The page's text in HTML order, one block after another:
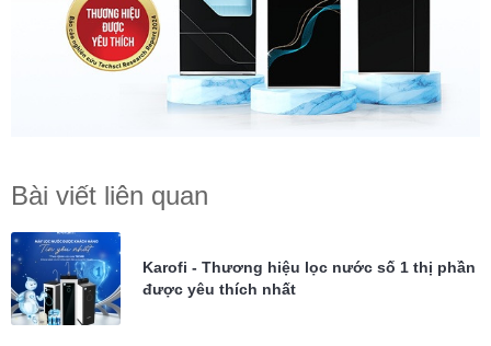
Bài viết liên quan
Karofi - Thương hiệu lọc nước số 1 thị phần
được yêu thích nhất